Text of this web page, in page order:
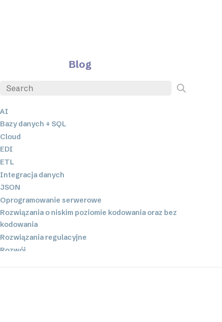
Blog
AI
Bazy danych + SQL
Cloud
EDI
ETL
Integracja danych
JSON
Oprogramowanie serwerowe
Rozwiązania o niskim poziomie kodowania oraz bez
kodowania
Rozwiązania regulacyjne
Rozwój